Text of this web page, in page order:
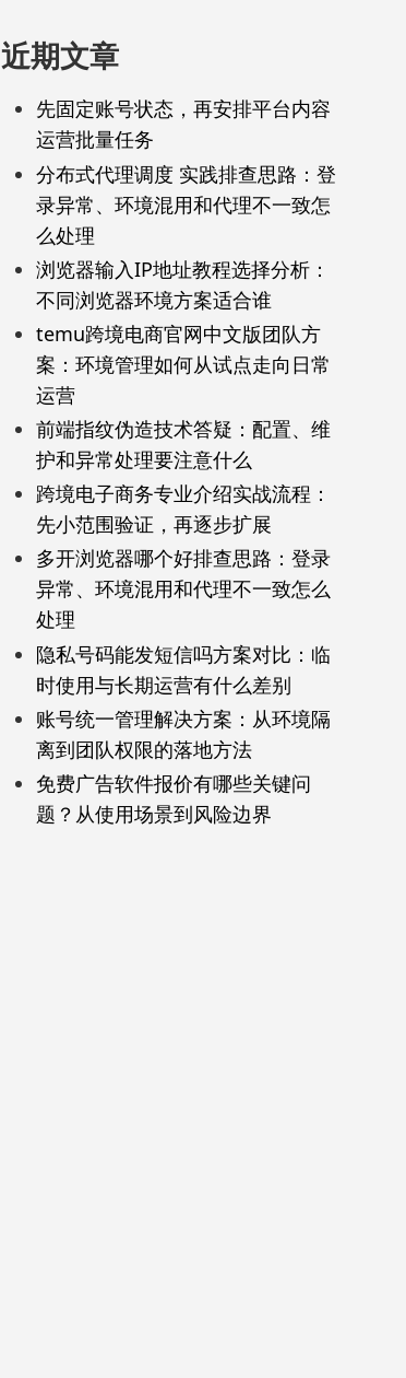
近期文章
先固定账号状态，再安排平台内容
运营批量任务
分布式代理调度 实践排查思路：登
录异常、环境混用和代理不一致怎
么处理
浏览器输入IP地址教程选择分析：
不同浏览器环境方案适合谁
temu跨境电商官网中文版团队方
案：环境管理如何从试点走向日常
运营
前端指纹伪造技术答疑：配置、维
护和异常处理要注意什么
跨境电子商务专业介绍实战流程：
先小范围验证，再逐步扩展
多开浏览器哪个好排查思路：登录
异常、环境混用和代理不一致怎么
处理
隐私号码能发短信吗方案对比：临
时使用与长期运营有什么差别
账号统一管理解决方案：从环境隔
离到团队权限的落地方法
免费广告软件报价有哪些关键问
题？从使用场景到风险边界